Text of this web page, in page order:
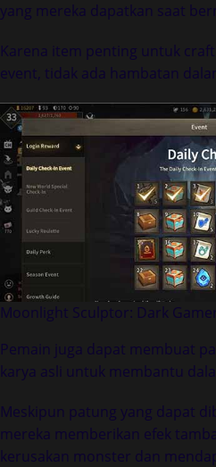
yang mereka dapatkan saat
Karena item penting untuk
event, tidak ada hambatan
Moonlight Sculptor: Dark
Pemain juga dapat membuat
karya asli untuk membantu
Meskipun patung yang dapat
mereka memberikan efek
kerusakan monster dan